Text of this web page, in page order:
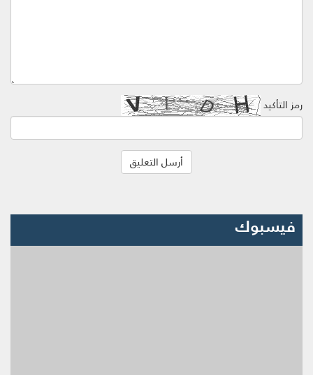
رمز التأكيد
فيسبوك